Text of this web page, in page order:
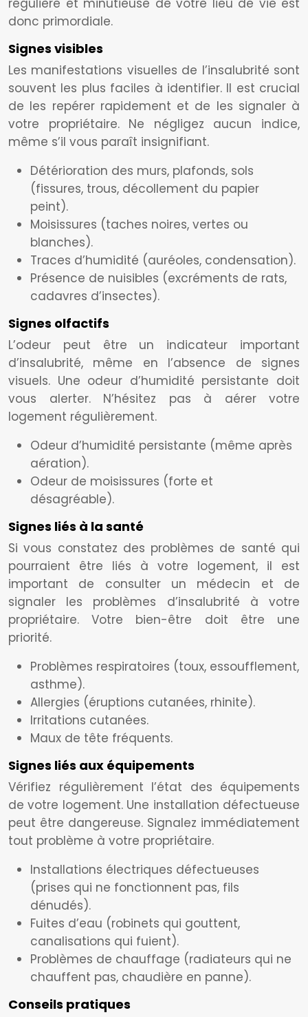
régulière et minutieuse de votre lieu de vie est
donc primordiale.
Signes visibles
Les manifestations visuelles de l’insalubrité sont
souvent les plus faciles à identifier. Il est crucial
de les repérer rapidement et de les signaler à
votre propriétaire. Ne négligez aucun indice,
même s’il vous paraît insignifiant.
Détérioration des murs, plafonds, sols
(fissures, trous, décollement du papier
peint).
Moisissures (taches noires, vertes ou
blanches).
Traces d’humidité (auréoles, condensation).
Présence de nuisibles (excréments de rats,
cadavres d’insectes).
Signes olfactifs
L’odeur peut être un indicateur important
d’insalubrité, même en l’absence de signes
visuels. Une odeur d’humidité persistante doit
vous alerter. N’hésitez pas à aérer votre
logement régulièrement.
Odeur d’humidité persistante (même après
aération).
Odeur de moisissures (forte et
désagréable).
Signes liés à la santé
Si vous constatez des problèmes de santé qui
pourraient être liés à votre logement, il est
important de consulter un médecin et de
signaler les problèmes d’insalubrité à votre
propriétaire. Votre bien-être doit être une
priorité.
Problèmes respiratoires (toux, essoufflement,
asthme).
Allergies (éruptions cutanées, rhinite).
Irritations cutanées.
Maux de tête fréquents.
Signes liés aux équipements
Vérifiez régulièrement l’état des équipements
de votre logement. Une installation défectueuse
peut être dangereuse. Signalez immédiatement
tout problème à votre propriétaire.
Installations électriques défectueuses
(prises qui ne fonctionnent pas, fils
dénudés).
Fuites d’eau (robinets qui gouttent,
canalisations qui fuient).
Problèmes de chauffage (radiateurs qui ne
chauffent pas, chaudière en panne).
Conseils pratiques